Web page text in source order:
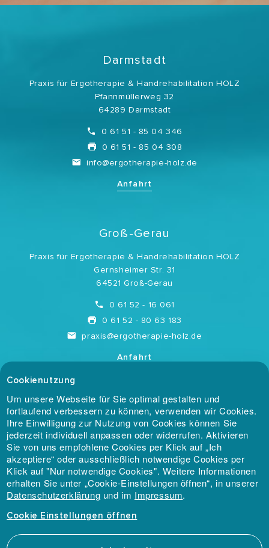
Cookie Einstellungen
Marketing / Usability
Google Analytics
Anbieter
Google LLC
Zweck
Ein Cookie zur Website-
Analyse von Google. Erzeugt
statistische Daten über die
Webauftritt-Nutztung der
Cookienutzung
Um unsere Webseite für Sie optimal gestalten und
fortlaufend verbessern zu können, verwenden wir Cookies.
Ihre Einwilligung zur Nutzung von Cookies können Sie
jederzeit individuell anpassen oder widerrufen. Aktivieren
Sie von uns empfohlene Cookies per Klick auf „Ich
akzeptiere“ oder ausschließlich notwendige Cookies per
Klick auf "Nur notwendige Cookies". Weitere Informationen
erhalten Sie unter „Cookie-Einstellungen öffnen“, in unserer
Datenschutzerklärung und im Impressum.
Cookie Einstellungen
Darmstadt
Praxis für Ergotherapie & Handrehabilitation HOLZ
Pfannmüllerweg 32
64289 Darmstadt
0 61 51 - 85 04 346
0 61 51 - 85 04 308
info@ergotherapie-holz.de
Anfahrt
Groß-Gerau
Praxis für Ergotherapie & Handrehabilitation HOLZ
Gernsheimer Str. 31
64521 Groß-Gerau
0 61 52 - 16 061
0 61 52 - 80 63 183
praxis@ergotherapie-holz.de
Anfahrt
Mitgliedschaften